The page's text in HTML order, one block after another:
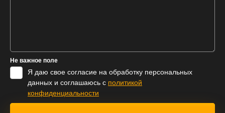
Не важное поле
Я даю свое согласие на обработку персональных
данных и соглашаюсь с политикой
конфиденциальности